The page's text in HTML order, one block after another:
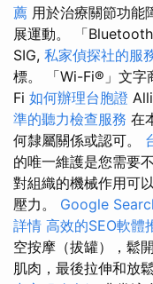
薦 用於治療關節功能
展運動。 「
SIG, 私家偵探社的服
標。 「Wi-Fi®」文字
Fi 如何辦理台胞證
準的聽力檢查服務 在
何隸屬關係或認可。
的唯一維護是您需要
對組織的機械作用可
壓力。 Google
詳情 高效的SEO軟體
空按摩（拔罐），鬆
肌肉，最後拉伸和放